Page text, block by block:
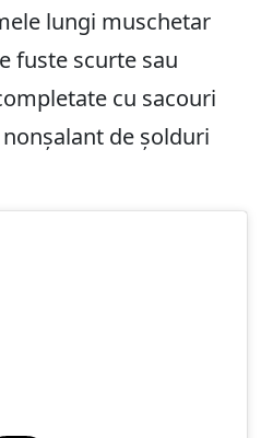
lungi muschetar
fuste scurte sau
cu sacouri
de șolduri